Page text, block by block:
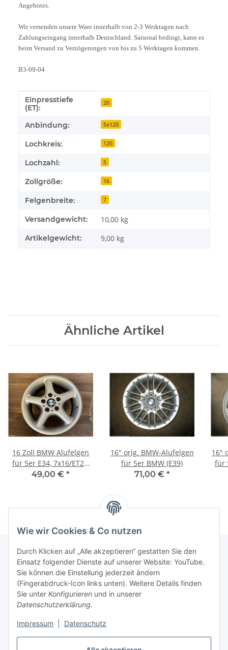
Wie wir Cookies & Co nutzen
Durch Klicken auf „Alle akzeptieren“ gestatten Sie den
Einsatz folgender Dienste auf unserer Website: YouTube.
Sie können die Einstellung jederzeit ändern
(Fingerabdruck-Icon links unten). Weitere Details finden
Sie unter Konfigurieren und in unserer
Datenschutzerklärung.
Impressum Datenschutz
Angebotes.
Wir versenden unsere Ware innerhalb von 2-3 Werktagen nach
Zahlungseingang innerhalb Deutschland. Saisonal bedingt, kann es
beim Versand zu Verzögerungen von bis zu 5 Werktagen kommen.
B3-09-04
Produkteigenschaft
Wert
Einpresstiefe
(ET):
20
Anbindung: 5x120
Lochkreis: 120
Lochzahl: 5
Zollgröße: 16
Felgenbreite: 7
Versandgewicht: 10,00 kg
Artikelgewicht: 9,00 kg
Ähnliche Artikel
16 Zoll BMW Alufelgen
für 5er E34, 7x16/ET20,
1092530
49,00 € *
16" orig. BMW-Alufelgen
für 5er BMW (E39)
71,00 € *
16"
für
Informationen
Gesetzliche Informationen